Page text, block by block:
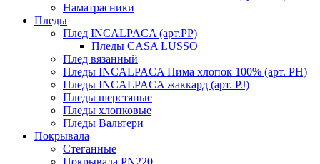
Наматрасники
Пледы
Плед INCALPACA (арт.PP)
Пледы CASA LUSSO
Плед вязанный
Пледы INCALPACA Пима хлопок 100% (арт. PH)
Пледы INCALPACA жаккард (арт. PJ)
Пледы шерстяные
Пледы хлопковые
Пледы Вальтери
Покрывала
Стеганные
Покрывала PN220